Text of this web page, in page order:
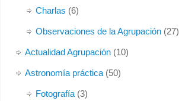
Charlas (6)
Observaciones de la Agrupación(27)
Actualidad Agrupación(10)
Astronomía práctica(50)
Fotografía(3)